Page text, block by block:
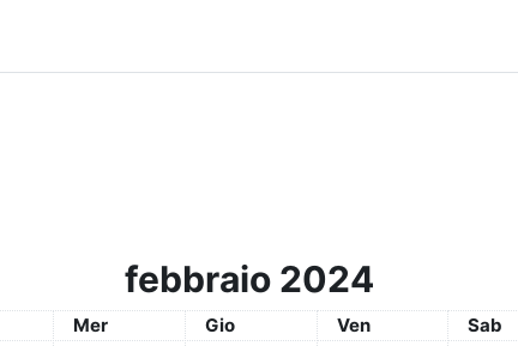
febbraio 2024
Mercoledì
Mer Giovedì
Gio Venerdì
Ven Sabato
Sab